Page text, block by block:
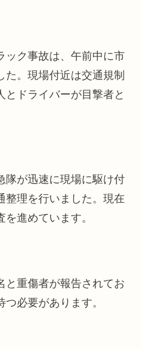
ック事故は、午前中に市
た。現場付近は交通規制
とドライバーが目撃者と
隊が迅速に現場に駆け付
整理を行いました。現在
進めています。
と重傷者が報告されてお
必要があります。